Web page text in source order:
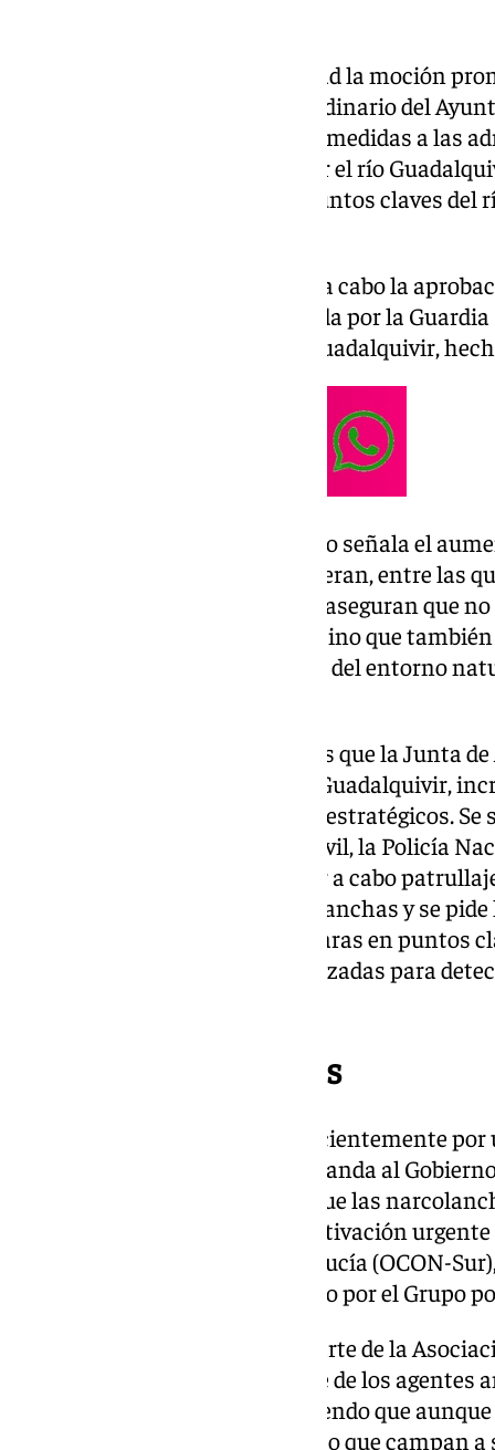
Queda aprobada por unanimidad la moción
Andalucía en el último pleno ordinario del
moción se reclaman diferentes medidas a las
«aumento» de narcolanchas por el río
la instalación de cámaras en puntos claves del
El pasado 27 de febrero se llevó a cabo la
a la última persecución realizada por la
embarcaciones por aguas del Guadalquivir,
La propuesta que se ha realizado señala el
el río y la preocupación que generan, entre las
para el tráfico de drogas, ya que aseguran que
de las comunidades ribereñas, sino que
ecosistema del río y a la imagen del entorno
Lo que se pide en esta moción es que la Junta
de control y vigilancia en el río Guadalquivir,
fuerzas de seguridad en puntos estratégicos.
la colaboración de la Guardia Civil, la Policía
seguridad del Estado para llevar a cabo
de interceptar el paso de narcolanchas y se
vigilancia adicional, como cámaras en puntos
drones y otras tecnologías avanzadas para
Municipios Ribereños
En Coria del Río se aprobaba recientemente
Andalucía por Sí (AxSí) que demanda al
tecnológicas para así impedir que las
impunemente, así como la reactivación
contra el Narcotráfico en Andalucía (OCON-
un punto de adición incorporado por el Grupo
También se ha mostrado por parte de la
(AUGC), la impotencia por parte de los agentes
narcolanchas por el río, exponiendo que
de largo, se ha llegado a un punto que campan